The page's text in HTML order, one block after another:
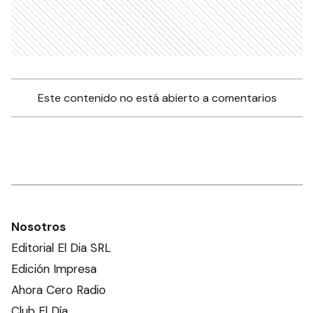
Este contenido no está abierto a comentarios
Nosotros
Editorial El Dia SRL
Edición Impresa
Ahora Cero Radio